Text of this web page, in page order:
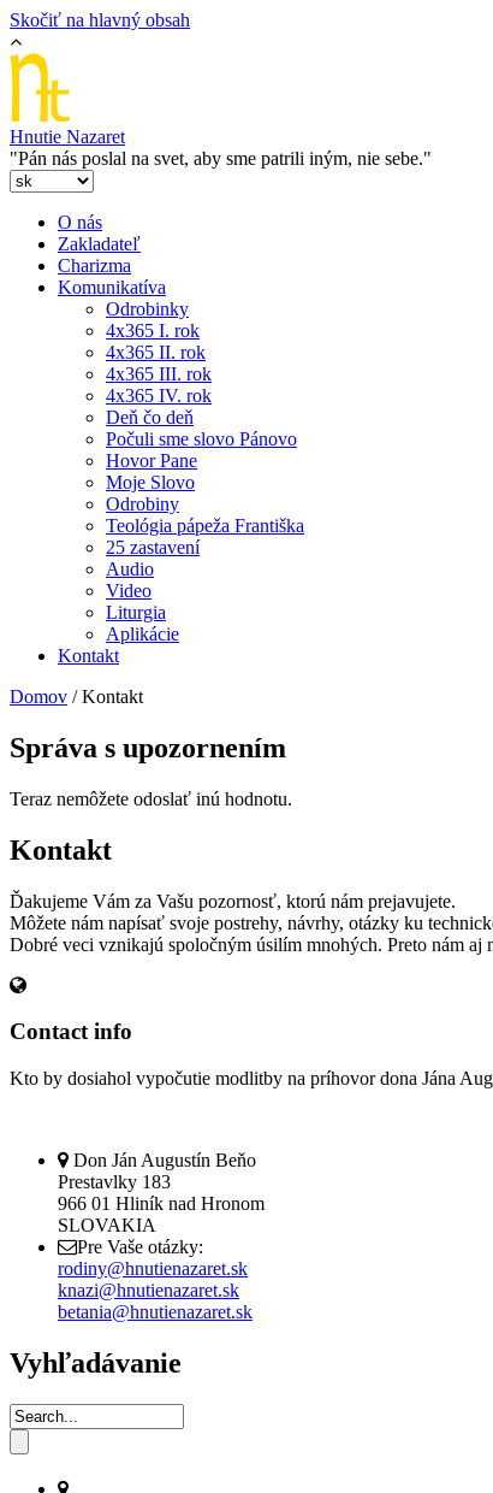
Skočiť na hlavný obsah
Hnutie Nazaret
"Pán nás poslal na svet, aby sme patrili iným, nie sebe."
O nás
Zakladateľ
Charizma
Komunikatíva
Odrobinky
4x365 I. rok
4x365 II. rok
4x365 III. rok
4x365 IV. rok
Deň čo deň
Počuli sme slovo Pánovo
Hovor Pane
Moje Slovo
Odrobiny
Teológia pápeža Františka
25 zastavení
Audio
Video
Liturgia
Aplikácie
Kontakt
Domov /Kontakt
Správa s upozornením
Teraz nemôžete odoslať inú hodnotu.
Kontakt
Ďakujeme Vám za Vašu pozornosť, ktorú nám prejavujete.
Môžete nám napísať svoje postrehy, návrhy, otázky ku
Dobré veci vznikajú spoločným úsilím mnohých. Preto nám aj
Contact info
Kto by dosiahol vypočutie modlitby na príhovor dona Jána
Don Ján Augustín Beňo
Prestavlky 183
966 01 Hliník nad Hronom
SLOVAKIA
Pre Vaše otázky:
rodiny@hnutienazaret.sk
knazi@hnutienazaret.sk
betania@hnutienazaret.sk
Vyhľadávanie